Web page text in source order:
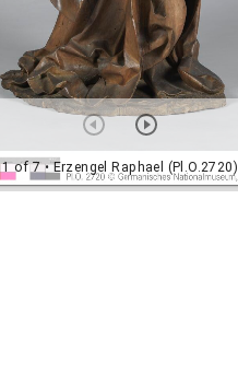
1 of 7• Erzengel Raphael (Pl.O.2720)